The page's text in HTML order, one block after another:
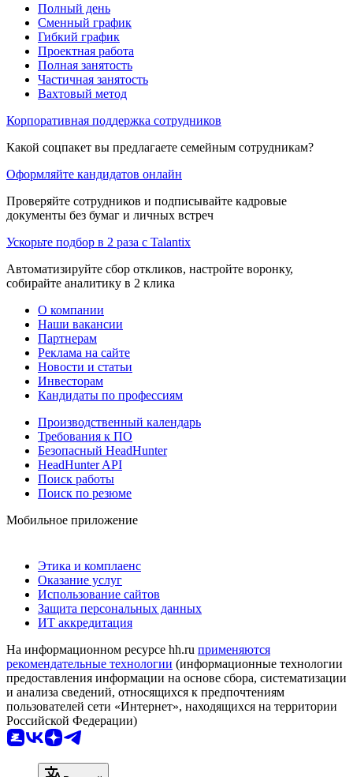
Полный день
Сменный график
Гибкий график
Проектная работа
Полная занятость
Частичная занятость
Вахтовый метод
Корпоративная поддержка сотрудников
Какой соцпакет вы предлагаете семейным сотрудникам?
Оформляйте кандидатов онлайн
Проверяйте сотрудников и подписывайте кадровые
документы без бумаг и личных встреч
Ускорьте подбор в 2 раза с Talantix
Автоматизируйте сбор откликов, настройте воронку,
собирайте аналитику в 2 клика
О компании
Наши вакансии
Партнерам
Реклама на сайте
Новости и статьи
Инвесторам
Кандидаты по профессиям
Производственный календарь
Требования к ПО
Безопасный HeadHunter
HeadHunter API
Поиск работы
Поиск по резюме
Мобильное приложение
Этика и комплаенс
Оказание услуг
Использование сайтов
Защита персональных данных
ИТ аккредитация
На информационном ресурсе hh.ru применяются
рекомендательные технологии (информационные технологии
предоставления информации на основе сбора, систематизации
и анализа сведений, относящихся к предпочтениям
пользователей сети «Интернет», находящихся на территории
Российской Федерации)